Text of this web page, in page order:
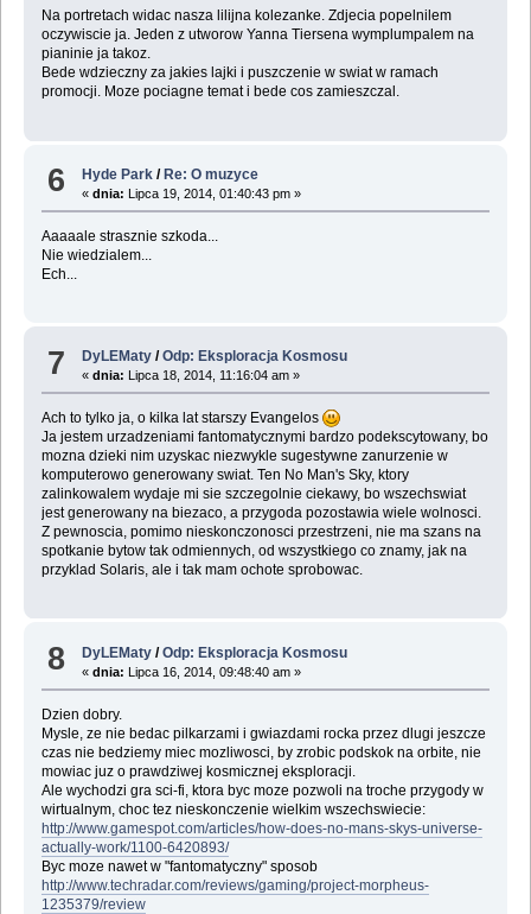
Na portretach widac nasza lilijna kolezanke. Zdjecia popelnilem
oczywiscie ja. Jeden z utworow Yanna Tiersena wymplumpalem na
pianinie ja takoz.
Bede wdzieczny za jakies lajki i puszczenie w swiat w ramach
promocji. Moze pociagne temat i bede cos zamieszczal.
6 Hyde Park /Re: O muzyce
«dnia: Lipca 19, 2014, 01:40:43 pm »
Aaaaale strasznie szkoda...
Nie wiedzialem...
Ech...
7 DyLEMaty /Odp: Eksploracja Kosmosu
«dnia: Lipca 18, 2014, 11:16:04 am »
Ach to tylko ja, o kilka lat starszy Evangelos
Ja jestem urzadzeniami fantomatycznymi bardzo podekscytowany, bo
mozna dzieki nim uzyskac niezwykle sugestywne zanurzenie w
komputerowo generowany swiat. Ten No Man's Sky, ktory
zalinkowalem wydaje mi sie szczegolnie ciekawy, bo wszechswiat
jest generowany na biezaco, a przygoda pozostawia wiele wolnosci.
Z pewnoscia, pomimo nieskonczonosci przestrzeni, nie ma szans na
spotkanie bytow tak odmiennych, od wszystkiego co znamy, jak na
przyklad Solaris, ale i tak mam ochote sprobowac.
8 DyLEMaty /Odp: Eksploracja Kosmosu
«dnia: Lipca 16, 2014, 09:48:40 am »
Dzien dobry.
Mysle, ze nie bedac pilkarzami i gwiazdami rocka przez dlugi jeszcze
czas nie bedziemy miec mozliwosci, by zrobic podskok na orbite, nie
mowiac juz o prawdziwej kosmicznej eksploracji.
Ale wychodzi gra sci-fi, ktora byc moze pozwoli na troche przygody w
wirtualnym, choc tez nieskonczenie wielkim wszechswiecie:
http://www.gamespot.com/articles/how-does-no-mans-skys-universe-
actually-work/1100-6420893/
Byc moze nawet w "fantomatyczny" sposob
http://www.techradar.com/reviews/gaming/project-morpheus-
1235379/review